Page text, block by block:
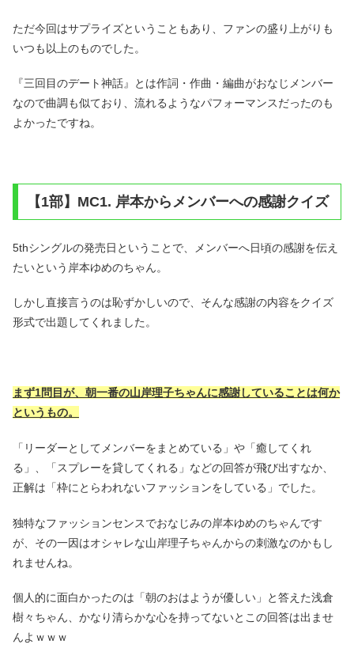
ただ今回はサプライズということもあり、ファンの盛り上がりも
いつも以上のものでした。
『三回目のデート神話』とは作詞・作曲・編曲がおなじメンバー
なので曲調も似ており、流れるようなパフォーマンスだったのも
よかったですね。
【1部】MC1. 岸本からメンバーへの感謝クイズ
5thシングルの発売日ということで、メンバーへ日頃の感謝を伝え
たいという岸本ゆめのちゃん。
しかし直接言うのは恥ずかしいので、そんな感謝の内容をクイズ
形式で出題してくれました。
まず1問目が、朝一番の山岸理子ちゃんに感謝していることは何か
というもの。
「リーダーとしてメンバーをまとめている」や「癒してくれ
る」、「スプレーを貸してくれる」などの回答が飛び出すなか、
正解は「枠にとらわれないファッションをしている」でした。
独特なファッションセンスでおなじみの岸本ゆめのちゃんです
が、その一因はオシャレな山岸理子ちゃんからの刺激なのかもし
れませんね。
個人的に面白かったのは「朝のおはようが優しい」と答えた浅倉
樹々ちゃん、かなり清らかな心を持ってないとこの回答は出ませ
んよｗｗｗ